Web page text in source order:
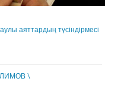
аяттардың түсіндірмесі
\